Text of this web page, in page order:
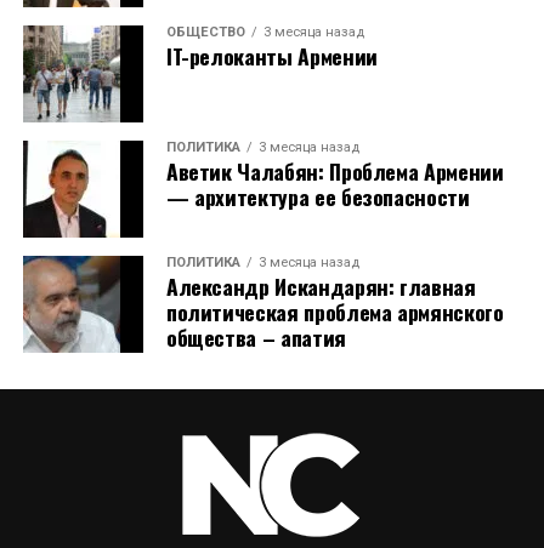
ОБЩЕСТВО 3 месяца назад
IT-релоканты Армении
ПОЛИТИКА 3 месяца назад
Аветик Чалабян: Проблема Армении
— архитектура ее безопасности
ПОЛИТИКА 3 месяца назад
Александр Искандарян: главная
политическая проблема армянского
общества – апатия